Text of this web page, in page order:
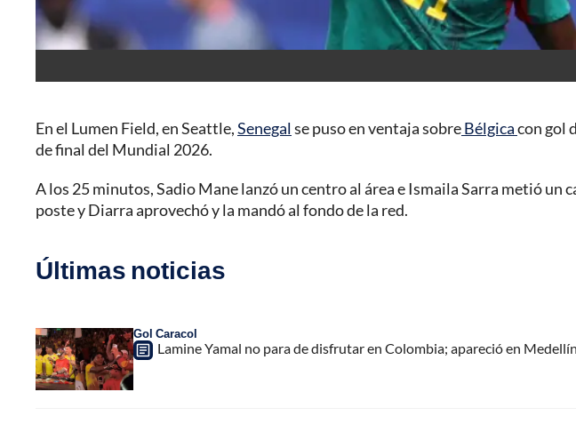
En el Lumen Field, en Seattle,Senegalse puso en ventaja sobreBélgicacon gol
de final del Mundial 2026.
A los 25 minutos, Sadio Mane lanzó un centro al área e Ismaila Sarra metió un
poste y Diarra aprovechó y la mandó al fondo de la red.
Últimas noticias
Gol Caracol
Lamine Yamal no para de disfrutar en Colombia; apareció en